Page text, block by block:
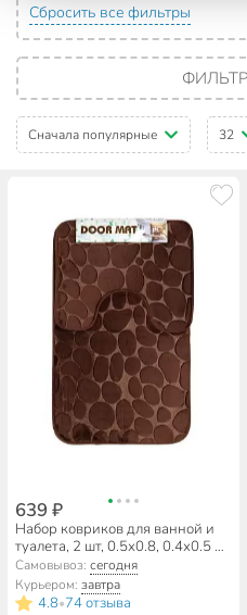
Сбросить все фильтры
Сначала популярные 32
639 ₽
Набор ковриков для ванной и
туалета, 2 шт, 0.5х0.8, 0.4х0.5 м,
полиэстер, шоколадный,
Камешки, Y9-035
Самовывоз:сегодня
Курьером:завтра
4.8•74 отзыва